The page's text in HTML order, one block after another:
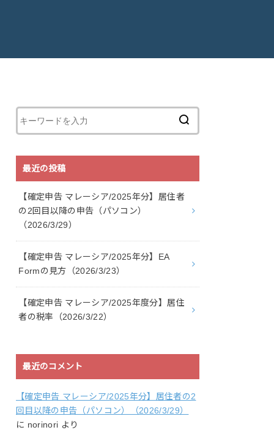
最近の投稿
【確定申告 マレーシア/2025年分】居住者
の2回目以降の申告（パソコン）
（2026/3/29）
【確定申告 マレーシア/2025年分】EA
Formの見方（2026/3/23）
【確定申告 マレーシア/2025年度分】居住
者の税率（2026/3/22）
最近のコメント
【確定申告 マレーシア/2025年分】居住者の2
回目以降の申告（パソコン）（2026/3/29）
に norinori より